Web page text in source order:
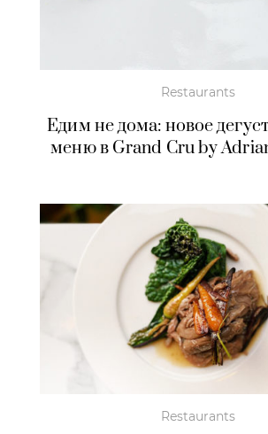
Restaurants
Едим не дома: новое
меню в Grand Cru by
Restaurants